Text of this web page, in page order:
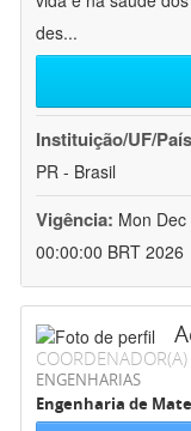
des...
Instituição/UF/
PR - Brasil
Vigência: Mon
00:00:00 BRT 2026
COORDENADOR(A)
ENGENHARIAS
Engenharia de